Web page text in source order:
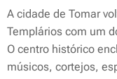
A cidade de Tomar
Templários com um
O centro histórico
músicos, cortejos,